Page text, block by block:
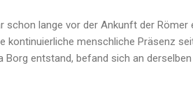
schon lange vor der Ankunft der Römer
kontinuierliche menschliche Präsenz
Borg entstand, befand sich an derselben